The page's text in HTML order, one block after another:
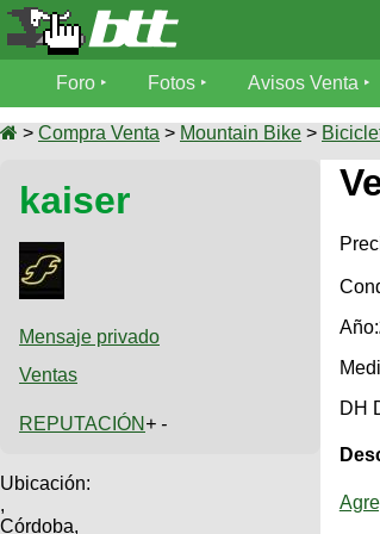
Foro
MecÃ¡nica
Fotos
SUBÃ
tu foto
Galeria
XC
Bicicletas
Viajes
Avisos
Ventas
tu
Buscar
BicicleterÃ­
Bicicletas
Tandem
Videos
Cicloturismo
Foro Fotos Avisos Venta
> Compra Venta > Mountain Bike >
kaiser
Mensaje privado
Ventas
REPUTACIÓN + -
Ubicación:
,
Córdoba,
Año:
DH